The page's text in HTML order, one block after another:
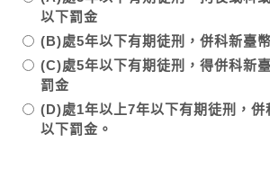
以下罰金
(B)處5年以下有期徒刑，併科新臺
(C)處5年以下有期徒刑，得併科新
罰金
(D)處1年以上7年以下有期徒刑，併
以下罰金。